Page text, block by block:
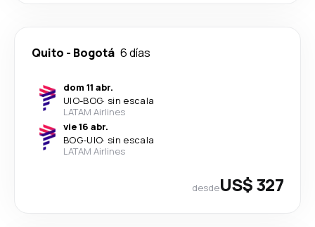
Quito - Bogotá 6 días
dom 11 abr.
UIO-BOG· sin escala
LATAM Airlines
vie 16 abr.
BOG-UIO· sin escala
LATAM Airlines
desdeUS$ 327